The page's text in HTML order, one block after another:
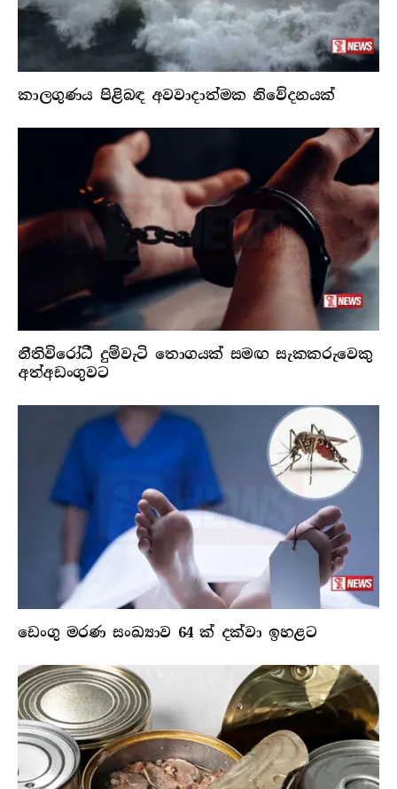
කාලගුණය පිළිබඳ අවවාදාත්මක නිවේදනයක්
නීතිවිරෝධී දුම්වැටි තොගයක් සමඟ සැකකරුවෙකු
අත්අඩංගුවට
ඩෙංගු මරණ සංඛ්‍යාව 64 ක් දක්වා ඉහළට